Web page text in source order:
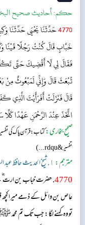
حکم:أحاديث صحيح
4770حَدَّثَنَا يَحْيَى
خَبَّابٍ قَالَ كُنْتُ رَجُلًا قَيْنًا
فَقَالَ لِي لَا أَقْضِيكَ حَتَّى
تُبْعَثَ قَالَ وَإِنِّي لَمَبْعُوثٌ
قَالَ فَنَزَلَتْ أَفَرَأَيْتَ الَّذِي
اتَّخَذَ عِنْدَ الرَّحْمَنِ عَهْدًا
صحیح بخاری:کتاب: قرآن پاک کی
تفسیر&rdqu...)
مترجم: ١. شیخ الحدیث حافظ عبد الستار حماد (دار السلام)
4770. حضرت خباب بن ارت
عاص بن وائل کے ذمے میرا
تو وہ کہنے لگا: جب تک تم محمد